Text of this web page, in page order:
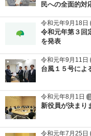
民への全面的対
令和元年9月18日
令和元年第３回
を発表
令和元年9月11日
台風１５号によ
令和元年8月1日
新役員が決まり
令和元年7月25日